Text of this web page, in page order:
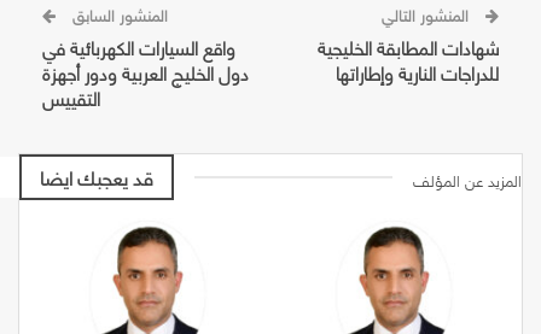
المنشور السابق
واقع السيارات الكهربائية في
دول الخليج العربية ودور أجهزة
التقييس
شهادات المطابقة الخليجية
للدراجات النارية وإطاراتها
قد يعجبك ايضا المزيد عن المؤلف